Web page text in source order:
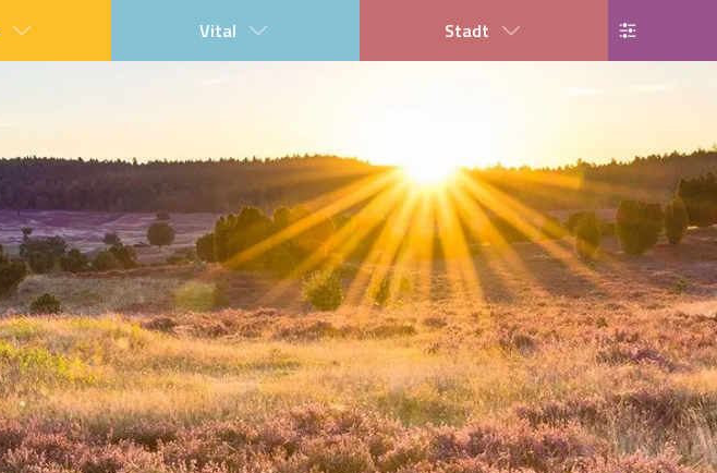
Vital Stadt